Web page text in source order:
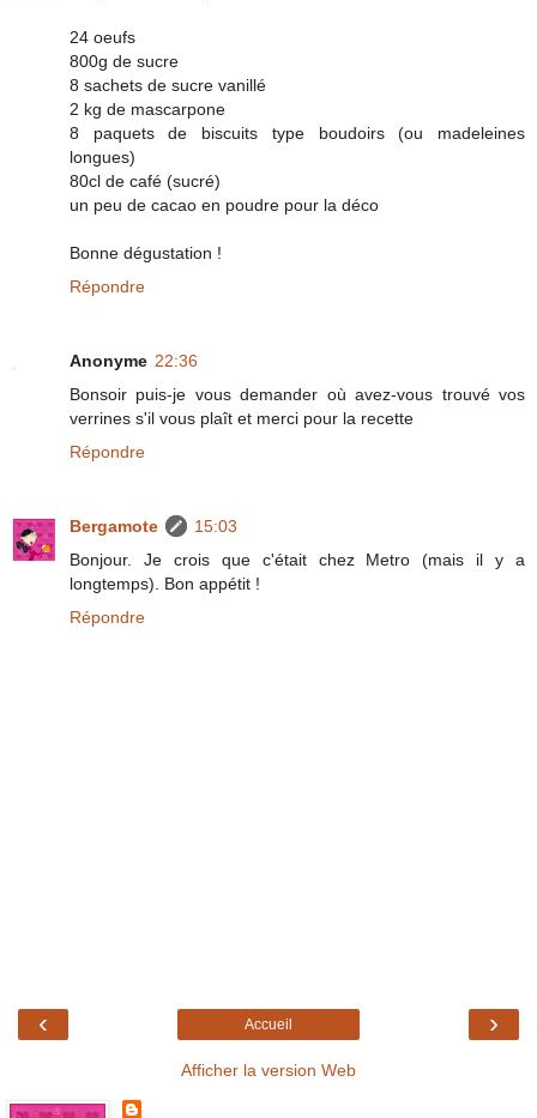
24 oeufs
800g de sucre
8 sachets de sucre vanillé
2 kg de mascarpone
8 paquets de biscuits type boudoirs (ou madeleines
longues)
80cl de café (sucré)
un peu de cacao en poudre pour la déco
Bonne dégustation !
Répondre
Anonyme 22:36
Bonsoir puis-je vous demander où avez-vous trouvé vos
verrines s'il vous plaît et merci pour la recette
Répondre
Bergamote
15:03
Bonjour. Je crois que c'était chez Metro (mais il y a
longtemps). Bon appétit !
Répondre
‹ ›
Accueil
Afficher la version Web